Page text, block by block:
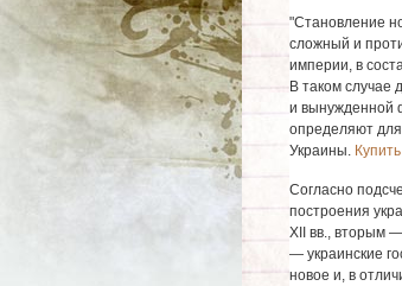
"Становление
сложный и
империи, в
В таком случае
и вынужденной
определяют
Украины.
Согласно
построения
XII вв., вторым —
— украинские
новое и, в